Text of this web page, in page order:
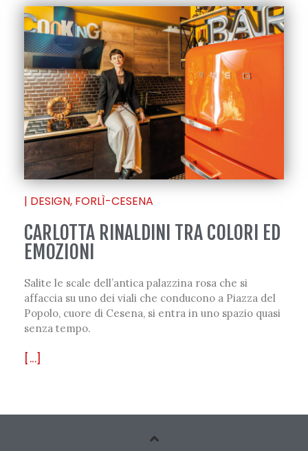
| DESIGN, FORLÌ-CESENA
CARLOTTA RINALDINI TRA COLORI ED
EMOZIONI
Salite le scale dell’antica palazzina rosa che si
affaccia su uno dei viali che conducono a Piazza del
Popolo, cuore di Cesena, si entra in uno spazio quasi
senza tempo.
[...]